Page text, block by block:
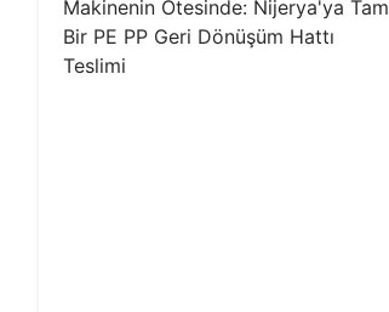
Makinenin Ötesinde: Nijerya'ya Tam
Bir PE PP Geri Dönüşüm Hattı
Teslimi